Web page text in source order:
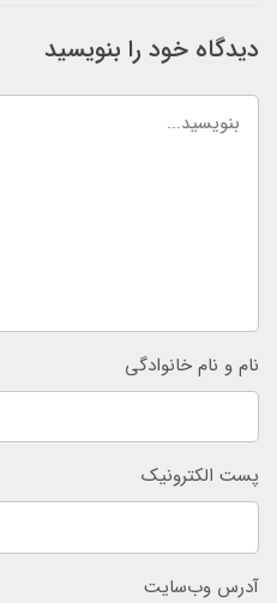
دیدگاه خود را بنویسید
نام و نام خانوادگی
پست الکترونیک
آدرس وب‌سایت